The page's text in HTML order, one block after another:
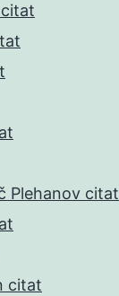
Plehanov citat
citat